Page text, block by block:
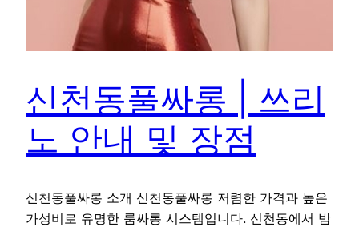
신천동풀싸롱 | 쓰리
노 안내 및 장점
신천동풀싸롱 소개 신천동풀싸롱 저렴한 가격과 높은
가성비로 유명한 룸싸롱 시스템입니다. 신천동에서 밤